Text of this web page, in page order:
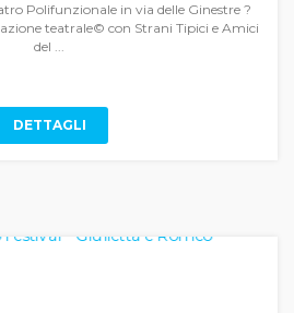
Polifunzionale in via delle Ginestre ?
teatrale© con Strani Tipici e Amici
del ...
DETTAGLI